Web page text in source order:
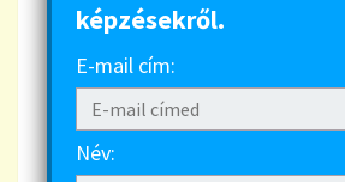
képzésekről.
E-mail cím:
Név: